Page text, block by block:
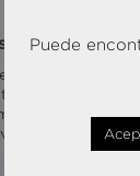
y las
mediante
la ventaja
Puede